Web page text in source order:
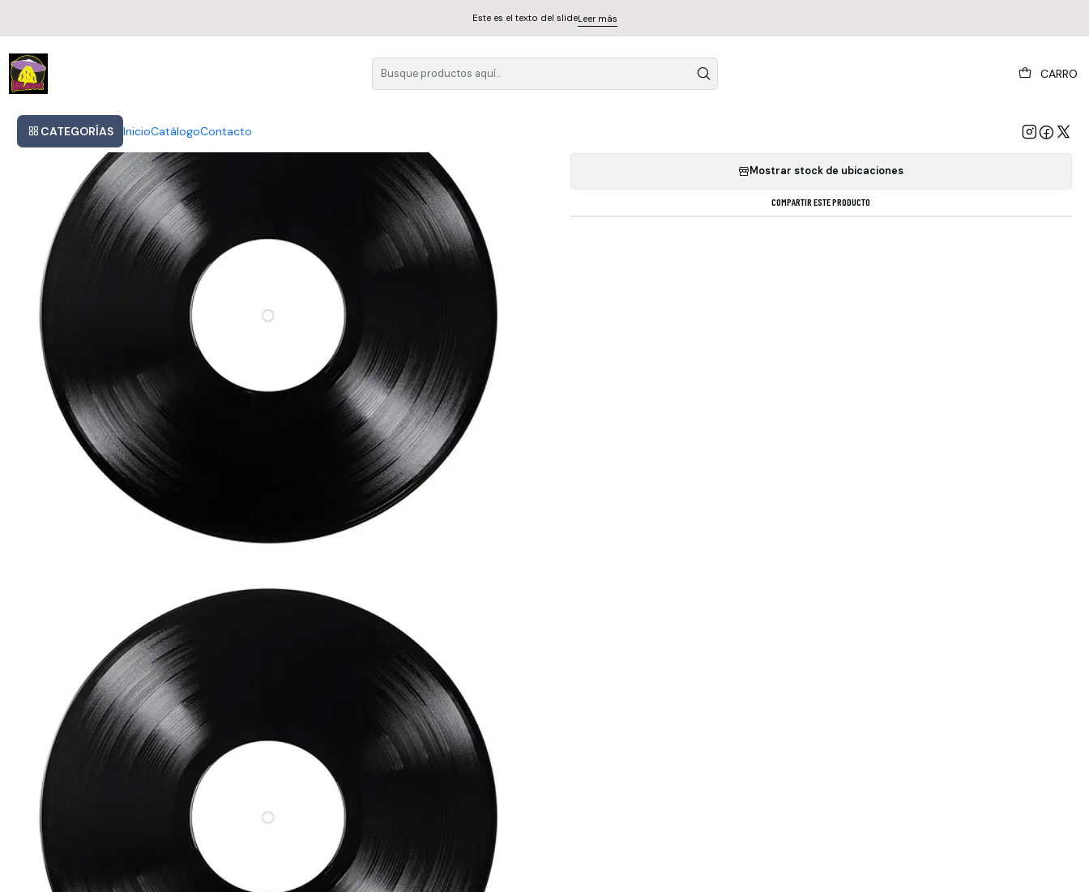
CARRO
CATEGORÍAS InicioCatálogoContacto
Este es el texto del slideLeer más
Garbage - Version 2.0- Vinilo 2021
Mostrar stock de ubicaciones
COMPARTIR ESTE PRODUCTO